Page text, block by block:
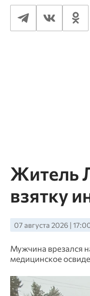
Житель
взятку
07 августа 2026 |
Мужчина врезался
медицинское